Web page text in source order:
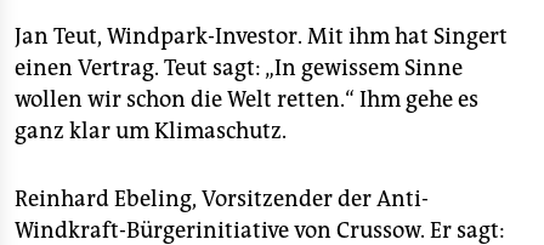
Jan Teut, Windpark-Investor. Mit ihm hat Singert
einen Vertrag. Teut sagt: „In gewissem Sinne
wollen wir schon die Welt retten.“ Ihm gehe es
ganz klar um Klimaschutz.
Reinhard Ebeling, Vorsitzender der Anti-
Windkraft-Bürgerinitiative von Crussow. Er sagt: